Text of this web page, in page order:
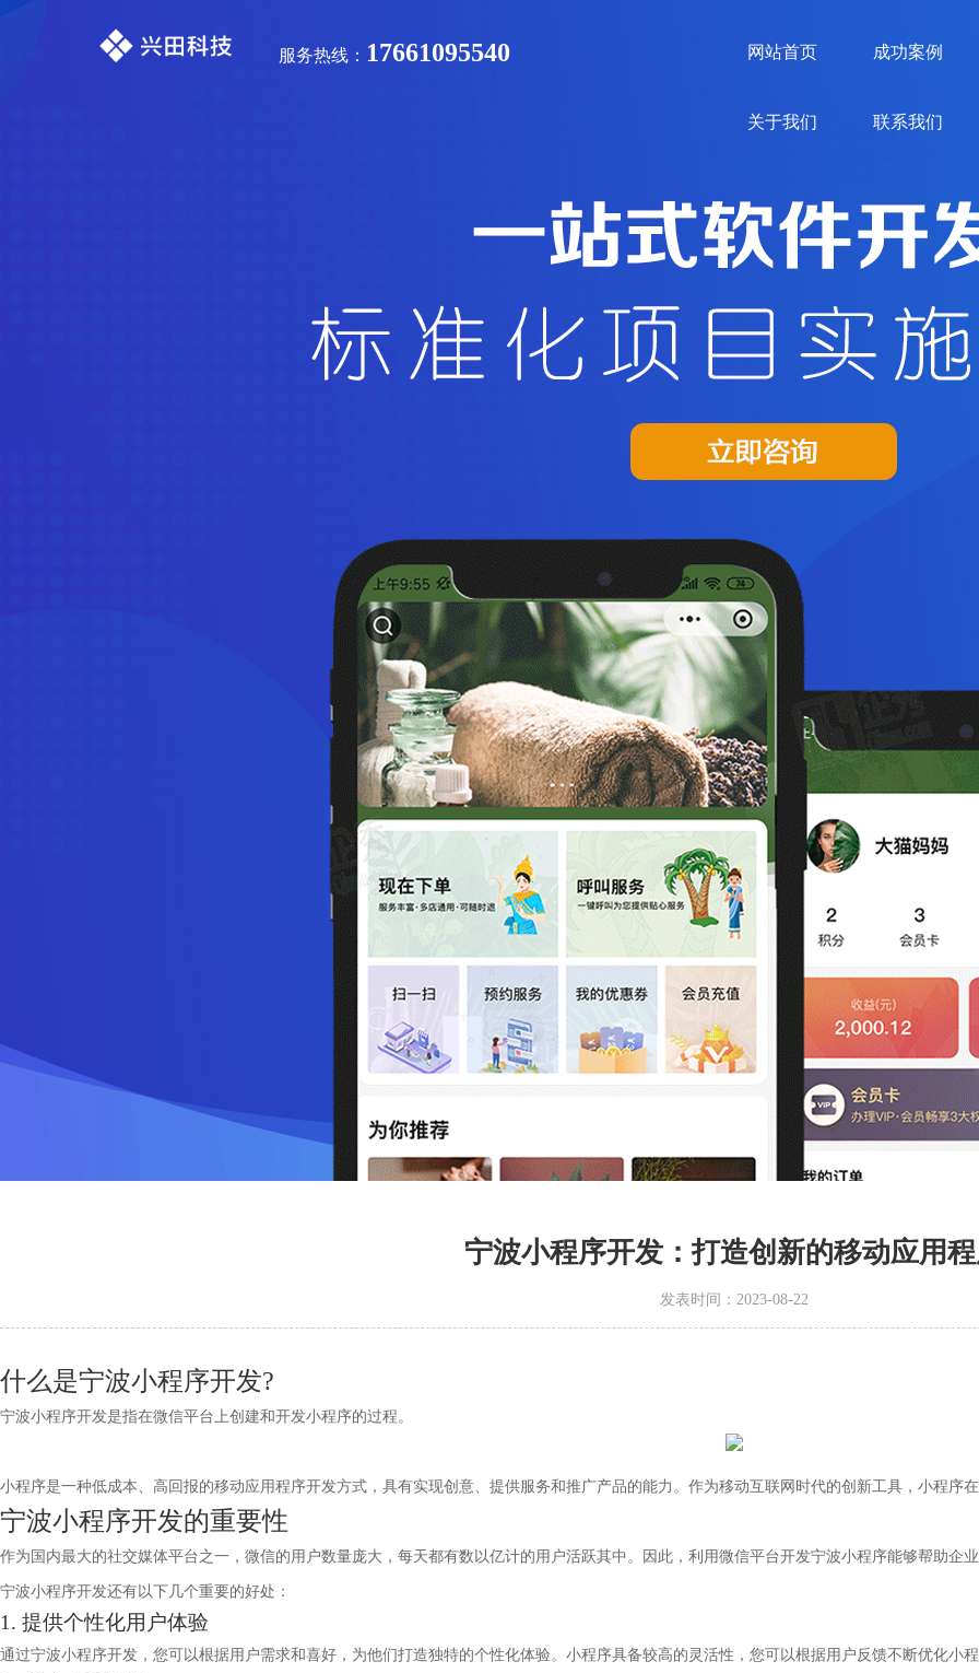
服务热线： 17661095540 网站首页 成功案例
关于我们 联系我们
宁波小程序开发：打造创新的移动应用
发表时间：2023-08-22
什么是宁波小程序开发?
宁波小程序开发是指在微信平台上创建和开发小程序的过程。
小程序是一种低成本、高回报的移动应用程序开发方式，具有实现创意、提供服务和推广产品的能力。作为移动互联网时代的创新工具，小程序
宁波小程序开发的重要性
作为国内最大的社交媒体平台之一，微信的用户数量庞大，每天都有数以亿计的用户活跃其中。因此，利用微信平台开发宁波小程序能够帮助企
宁波小程序开发还有以下几个重要的好处：
1. 提供个性化用户体验
通过宁波小程序开发，您可以根据用户需求和喜好，为他们打造独特的个性化体验。小程序具备较高的灵活性，您可以根据用户反馈不断优化小